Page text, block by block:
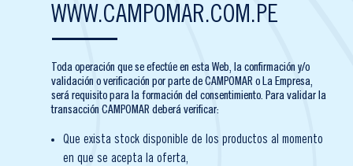
WWW.CAMPOMAR.COM.PE
Toda operación que se efectúe en esta Web, la confirmación y/o
validación o verificación por parte de CAMPOMAR o La Empresa,
será requisito para la formación del consentimiento. Para validar la
transacción CAMPOMAR deberá verificar:
Que exista stock disponible de los productos al momento
en que se acepta la oferta,